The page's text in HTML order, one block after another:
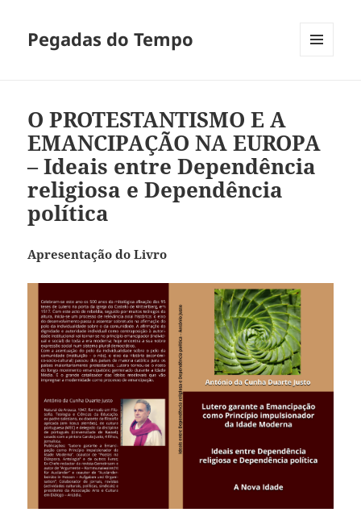
Pegadas do Tempo
O PROTESTANTISMO E A
EMANCIPAÇÃO NA EUROPA
– Ideais entre Dependência
religiosa e Dependência
política
Apresentação do Livro